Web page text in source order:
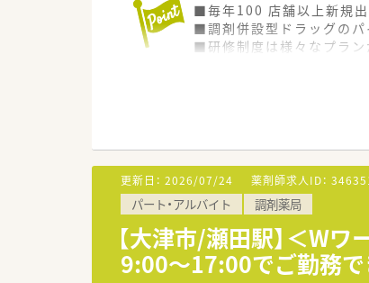
■毎年100 店舗以上新規出
■調剤併設型ドラッグのパ
■研修制度は様々なプラン
■総合薬剤師・調剤薬剤師
■調剤併設型だけでなく「
■在宅医療にも積極的取
■「プラチナくるみん認定
います
■充実した研修制度、人事
更新日： 2026/07/24 薬剤師求人ID：
パート・アルバイト 調剤薬局
【大津市/瀬田駅】＜W
9:00～17:00でご勤務で